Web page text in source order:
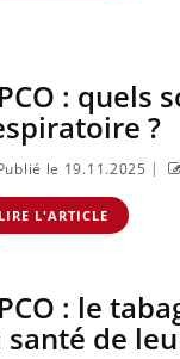
: quels
?
le 19.11.2025 |
LIRE L'ARTICLE
: le
santé de